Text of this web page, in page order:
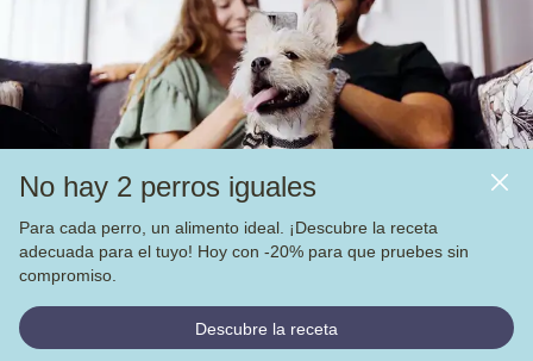
No hay 2 perros iguales
Para cada perro, un alimento ideal. ¡Descubre la receta
adecuada para el tuyo! Hoy con -20% para que pruebes sin
compromiso.
Descubre la receta
Productos
Sobre Barkyn
Otros links
Piensos
2022